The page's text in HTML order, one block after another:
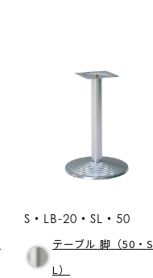
S・LB-20・SL・50
テーブル 脚（50・S
L）